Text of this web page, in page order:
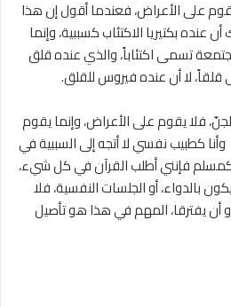
على الأعراض، فعندما أقول إن هذا
بكتيريا الاكتئاب كسببية، وإنما
تسمى اكتئاباً، والذي عنده قلق
لا أن عنده فيروس للقلق.
فلا يقوم على الأعراض، وإنما يقوم
كطبيب نفسي لا أتجه إلى السببية في
كمسلم فإنني أطلب القرآن في كل شيء،
بالدواء، أو الجلسات النفسية، فلا
أن يفترقا، المهم في هذا هو تأصيل